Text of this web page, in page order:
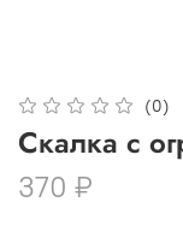
(0)
Скалка с
370 ₽